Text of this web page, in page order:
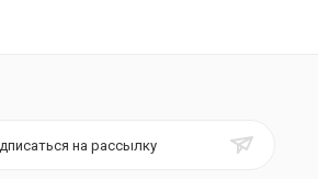
на рассылку